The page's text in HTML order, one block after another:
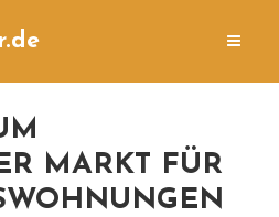
MARKT FÜR